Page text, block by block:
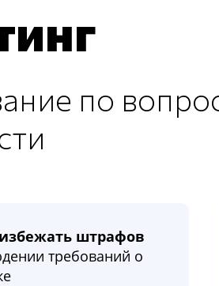
по
избежать штрафов
требований о